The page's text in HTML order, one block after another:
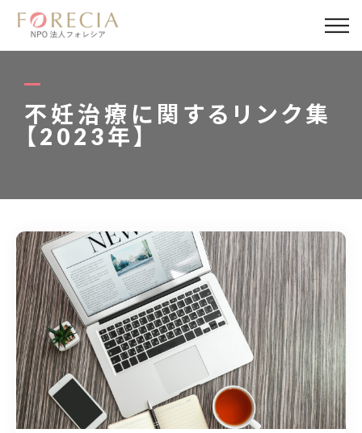
不妊治療に関するリンク集
【2023年】
私たちについて
事業内容
活動報告
パートナー
寄付・応援
050-5490-5950
営業時間 9:00-17:00（土日祝除く）